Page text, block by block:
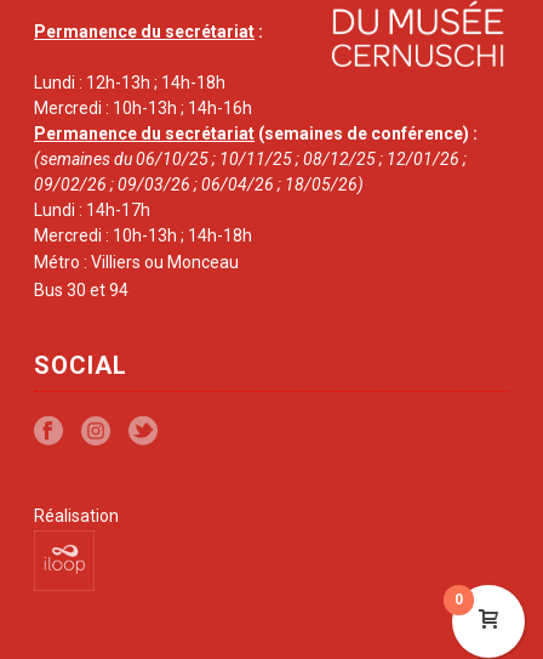
Permanence du secrétariat :
Lundi : 12h-13h ; 14h-18h
Mercredi : 10h-13h ; 14h-16h
Permanence du secrétariat (semaines de conférence) :
(semaines du 06/10/25 ; 10/11/25 ; 08/12/25 ; 12/01/26 ;
09/02/26 ; 09/03/26 ; 06/04/26 ; 18/05/26)
Lundi : 14h-17h
Mercredi : 10h-13h ; 14h-18h
Métro : Villiers ou Monceau
Bus 30 et 94
SOCIAL
Réalisation
0